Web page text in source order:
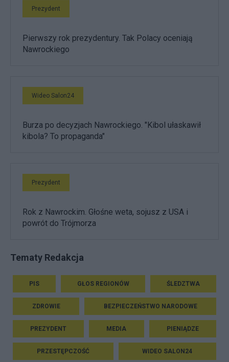
Prezydent
Pierwszy rok prezydentury. Tak Polacy oceniają
Nawrockiego
Wideo Salon24
Burza po decyzjach Nawrockiego. "Kibol ułaskawił
kibola? To propaganda"
Prezydent
Rok z Nawrockim. Głośne weta, sojusz z USA i
powrót do Trójmorza
Tematy Redakcja
PIS GŁOS REGIONÓW ŚLEDZTWA
ZDROWIE BEZPIECZEŃSTWO NARODOWE
PREZYDENT MEDIA PIENIĄDZE
PRZESTĘPCZOŚĆ WIDEO SALON24